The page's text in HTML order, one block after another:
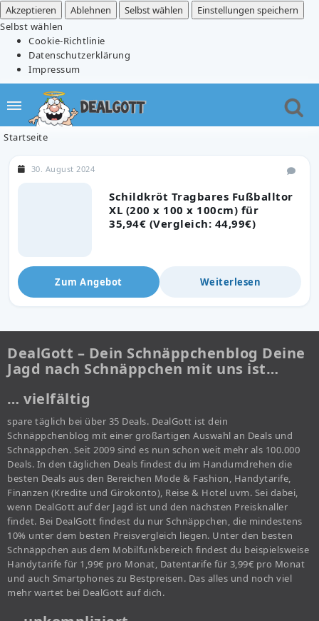
Akzeptieren
Ablehnen Selbst wählen
Einstellungen speichern
Selbst wählen
Cookie-Richtlinie
Datenschutzerklärung
Impressum
Startseite
Schildkröt Tragbares Fußballtor
XL (200 x 100 x 100cm) für
35,94€ (Vergleich: 44,99€)
30. August 2024
Zum Angebot Weiterlesen
DealGott – Dein Schnäppchenblog Deine
Jagd nach Schnäppchen mit uns ist…
… vielfältig
spare täglich bei über 35 Deals. DealGott ist dein
Schnäppchenblog mit einer großartigen Auswahl an Deals und
Schnäppchen. Seit 2009 sind es nun schon weit mehr als 100.000
Deals. In den täglichen Deals findest du im Handumdrehen die
besten Deals aus den Bereichen Mode & Fashion, Handytarife,
Finanzen (Kredite und Girokonto), Reise & Hotel uvm. Sei dabei,
wenn DealGott auf der Jagd ist und den nächsten Preisknaller
findet. Bei DealGott findest du nur Schnäppchen, die mindestens
10% unter dem besten Preisvergleich liegen. Unter den besten
Schnäppchen aus dem Mobilfunkbereich findest du beispielsweise
Handytarife für 1,99€ pro Monat, Datentarife für 3,99€ pro Monat
und auch Smartphones zu Bestpreisen. Das alles und noch viel
mehr wartet bei DealGott auf dich.